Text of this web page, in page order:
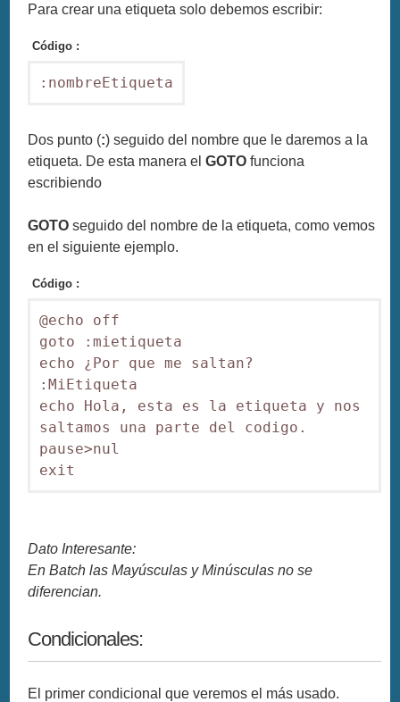
Para crear una etiqueta solo debemos escribir:
Código :
:nombreEtiqueta
Dos punto (:) seguido del nombre que le daremos a la
etiqueta. De esta manera elGOTO funciona
escribiendo
GOTO seguido del nombre de la etiqueta, como vemos
en el siguiente ejemplo.
Código :
@echo off
goto :mietiqueta
echo ¿Por que me saltan?
:MiEtiqueta
echo Hola, esta es la etiqueta y nos
saltamos una parte del codigo.
pause>nul
exit
Dato Interesante:
En Batch las Mayúsculas y Minúsculas no se
diferencian.
Condicionales:
El primer condicional que veremos el más usado.